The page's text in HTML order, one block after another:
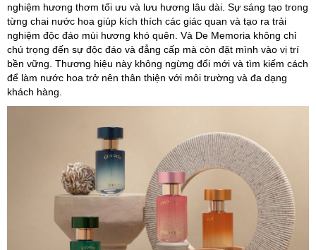
nghiệm hương thơm tối ưu và lưu hương lâu dài. Sự sáng tạo trong
từng chai nước hoa giúp kích thích các giác quan và tạo ra trải
nghiệm độc đáo mùi hương khó quên. Và De Memoria không chỉ
chú trọng đến sự độc đáo và đẳng cấp mà còn đặt mình vào vị trí
bền vững. Thương hiệu này không ngừng đổi mới và tìm kiếm cách
để làm nước hoa trở nên thân thiện với môi trường và đa dạng
khách hàng.